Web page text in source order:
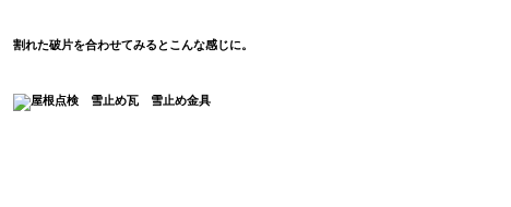
割れた破片を合わせてみるとこんな感じに。